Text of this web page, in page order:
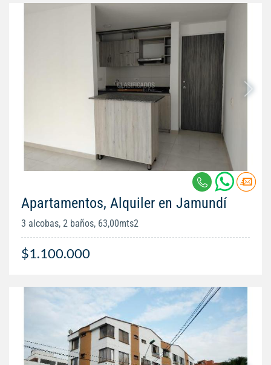
Apartamentos, Alquiler en Jamundí
3 alcobas, 2 baños, 63,00mts2
$1.100.000